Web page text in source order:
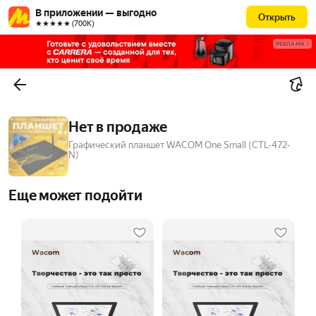
В приложении — выгодно
★★★★★ (700К)
Открыть
РЕКЛАМА
Нет в продаже
Графический планшет WACOM One Small (CTL-472-
N)
Еще может подойти